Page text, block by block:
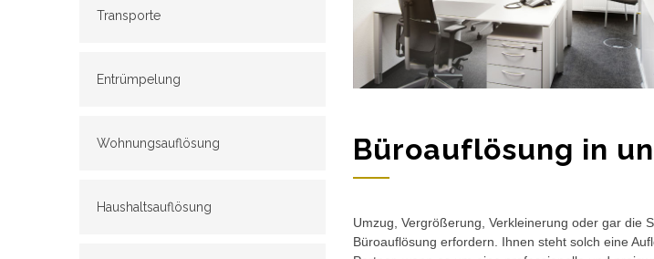
Transporte
Entrümpelung
Wohnungsauflösung
Haushaltsauflösung
Büroauflösung in
Umzug, Vergrößerung, Verkleinerung oder gar die
Büroauflösung erfordern. Ihnen steht solch eine